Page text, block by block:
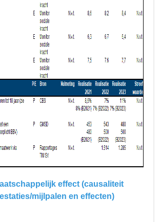
effect (causaliteit
mijlpalen en effecten)